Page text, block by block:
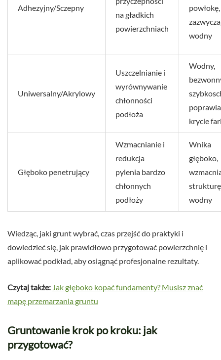
Adhezyjny/Sczepny
na gładkich
powierzchniach
powłokę,
wodny
Uniwersalny/Akrylowy
Uszczelnianie i
wyrównywanie
chłonności
podłoża
Wodny,
poprawia
krycie
Głęboko penetrujący
Wzmacnianie i
redukcja
pylenia bardzo
chłonnych
podłoży
Wnika
głęboko,
wodny
Wiedząc, jaki grunt wybrać, czas przejść do praktyki i
dowiedzieć się, jak prawidłowo przygotować powierzchnię i
aplikować podkład, aby osiągnąć profesjonalne rezultaty.
Czytaj także: Jak głęboko kopać fundamenty? Musisz znać
mapę przemarzania gruntu
Gruntowanie krok po kroku: jak
przygotować?